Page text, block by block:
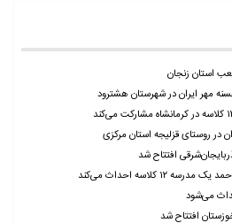
استان زنجان
مهر ایران در شهرستان هشترود
در روستای قزلیجه استان مرکزی
۱۲ کلاسه احداث می‌کند
می‌شود